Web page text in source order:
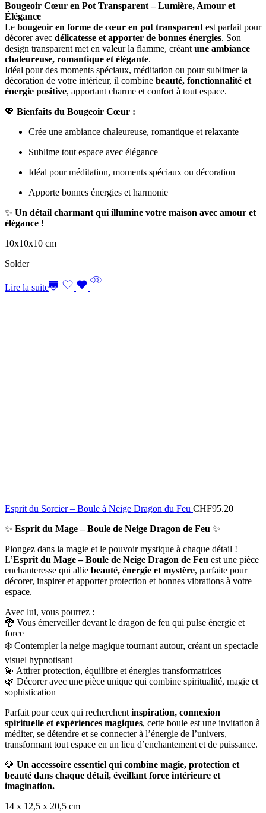
Bougeoir Cœur en Pot Transparent – Lumière, Amour et
Élégance
Le bougeoir en forme de cœur en pot transparent est parfait pour
décorer avec délicatesse et apporter de bonnes énergies. Son
design transparent met en valeur la flamme, créant une ambiance
chaleureuse, romantique et élégante.
Idéal pour des moments spéciaux, méditation ou pour sublimer la
décoration de votre intérieur, il combine beauté, fonctionnalité et
énergie positive, apportant charme et confort à tout espace.
💖 Bienfaits du Bougeoir Cœur :
Crée une ambiance chaleureuse, romantique et relaxante
Sublime tout espace avec élégance
Idéal pour méditation, moments spéciaux ou décoration
Apporte bonnes énergies et harmonie
✨ Un détail charmant qui illumine votre maison avec amour et
élégance !
10x10x10 cm
Solder
Lire la suite
Esprit du Sorcier – Boule à Neige Dragon du Feu CHF95.20
✨ Esprit du Mage – Boule de Neige Dragon de Feu ✨
Plongez dans la magie et le pouvoir mystique à chaque détail !
L’Esprit du Mage – Boule de Neige Dragon de Feu est une pièce
enchanteresse qui allie beauté, énergie et mystère, parfaite pour
décorer, inspirer et apporter protection et bonnes vibrations à votre
espace.
Avec lui, vous pourrez :
🐉 Vous émerveiller devant le dragon de feu qui pulse énergie et
force
❄️ Contempler la neige magique tournant autour, créant un spectacle
visuel hypnotisant
💫 Attirer protection, équilibre et énergies transformatrices
🌿 Décorer avec une pièce unique qui combine spiritualité, magie et
sophistication
Parfait pour ceux qui recherchent inspiration, connexion
spirituelle et expériences magiques, cette boule est une invitation à
méditer, se détendre et se connecter à l’énergie de l’univers,
transformant tout espace en un lieu d’enchantement et de puissance.
💎 Un accessoire essentiel qui combine magie, protection et
beauté dans chaque détail, éveillant force intérieure et
imagination.
14 x 12,5 x 20,5 cm